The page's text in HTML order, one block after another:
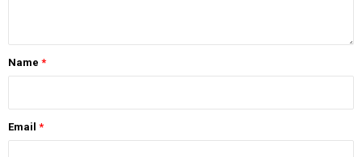
Name *
Email *